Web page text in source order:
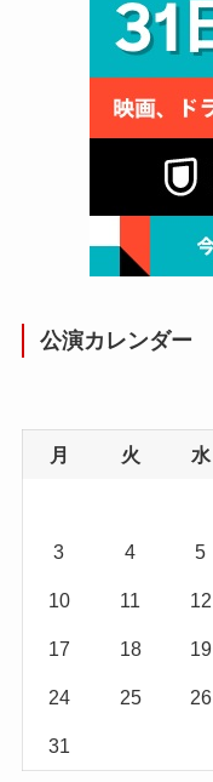
公演カレンダー
月 火 水
3 4 5
10 11 12
17 18 19
24 25 26
31